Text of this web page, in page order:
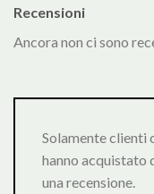
Recensioni
Ancora non ci sono
Solamente clienti
hanno acquistato
una recensione.